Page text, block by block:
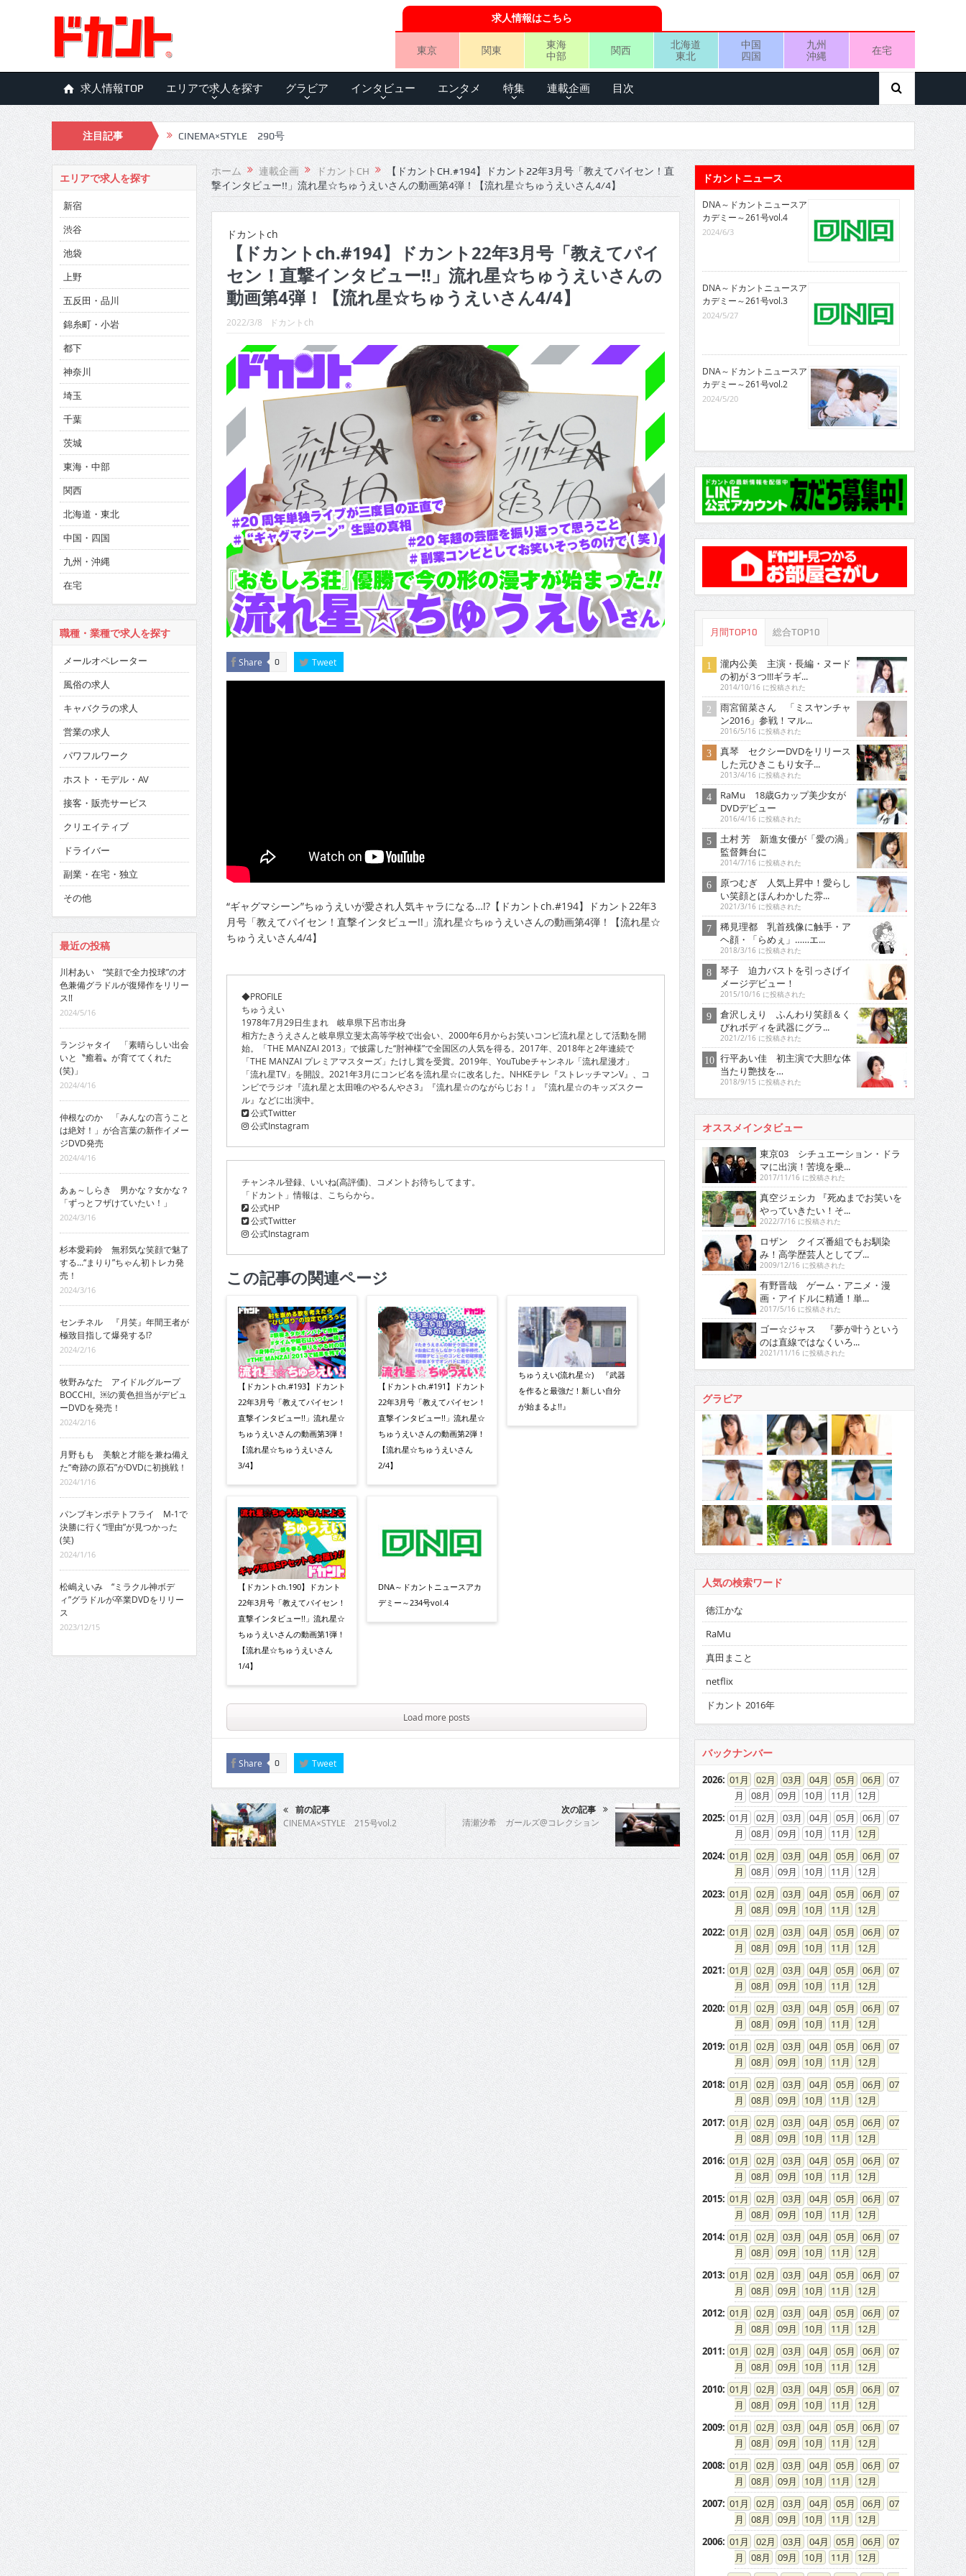
求人情報はこちら
東京 関東
東海
中部
関西
北海道
東北
中国
四国
九州
沖縄
在宅
求人情報TOP エリアで求人を探す グラビア インタビュー エンタメ 特集 連載企画 目次
注目記事 CINEMA×STYLE 290号
CINEMA×STYLE 289号
CINEMA×STYLE 288号
CINEMA×STYLE 287号
CINEMA×STYLE 286号
CINEMA×STYLE 285号
CINEMA×STYLE 294号
CINEMA×STYLE 293号
CINEMA×STYLE 292号
CINEMA×STYLE 291号
ホーム 連載企画 ドカントCH
【ドカントCH.#194】ドカント22年3月号「教えてパイセン！直
撃インタビュー!!」流れ星☆ちゅうえいさんの動画第4弾！【流れ星☆ちゅうえいさん4/4】
ドカントch
【ドカントch.#194】ドカント22年3月号「教えてパイ
セン！直撃インタビュー!!」流れ星☆ちゅうえいさんの
動画第4弾！【流れ星☆ちゅうえいさん4/4】
2022/3/8 ドカントch
Share 0 Tweet
“ギャグマシーン”ちゅうえいが愛され人気キャラになる…!?【ドカントch.#194】ドカント22年3
月号「教えてパイセン！直撃インタビュー!!」流れ星☆ちゅうえいさんの動画第4弾！【流れ星☆
ちゅうえいさん4/4】
◆PROFILE
ちゅうえい
1978年7月29日生まれ 岐阜県下呂市出身
相方たきうえさんと岐阜県立斐太高等学校で出会い、2000年6月からお笑いコンビ流れ星として活動を開
始。「THE MANZAI 2013」で披露した“肘神様”で全国区の人気を得る。2017年、2018年と2年連続で
「THE MANZAI プレミアマスターズ」たけし賞を受賞。2019年、YouTubeチャンネル「流れ星漫才」
「流れ星TV」を開設。2021年3月にコンビ名を流れ星☆に改名した。NHKEテレ『ストレッチマンV』、コ
ンビでラジオ『流れ星と太田唯のやるんやさ3』『流れ星☆のながらじお！』『流れ星☆のキッズスクー
ル』などに出演中。
公式Twitter
公式Instagram
チャンネル登録、いいね(高評価)、コメントお待ちしてます。
「ドカント」情報は、こちらから。
公式HP
公式Twitter
公式Instagram
この記事の関連ページ
【ドカントch.#193】ドカント
22年3月号「教えてパイセン！
直撃インタビュー!!」流れ星☆
ちゅうえいさんの動画第3弾！
【流れ星☆ちゅうえいさん
3/4】
【ドカントch.190】ドカント
22年3月号「教えてパイセン！
直撃インタビュー!!」流れ星☆
ちゅうえいさんの動画第1弾！
【流れ星☆ちゅうえいさん
1/4】
【ドカントch.#191】ドカント
22年3月号「教えてパイセン！
直撃インタビュー!!」流れ星☆
ちゅうえいさんの動画第2弾！
【流れ星☆ちゅうえいさん
2/4】
DNA～ドカントニュースアカ
デミー～234号vol.4
ちゅうえい(流れ星☆) 『武器
を作ると最強だ！新しい自分
が始まるよ!!』
Load more posts
Share 0 Tweet
前の記事
CINEMA×STYLE 215号vol.2
次の記事
清瀬汐希 ガールズ@コレクション
エリアで求人を探す
新宿
渋谷
池袋
上野
五反田・品川
錦糸町・小岩
都下
神奈川
埼玉
千葉
茨城
東海・中部
関西
北海道・東北
中国・四国
九州・沖縄
在宅
職種・業種で求人を探す
メールオペレーター
風俗の求人
キャバクラの求人
営業の求人
パワフルワーク
ホスト・モデル・AV
接客・販売サービス
クリエイティブ
ドライバー
副業・在宅・独立
その他
最近の投稿
川村あい “笑顔で全力投球”の才
色兼備グラドルが復帰作をリリー
ス!!
2024/5/16
ランジャタイ 「素晴らしい出会
いと〝癒着〟が育ててくれた
(笑)」
2024/4/16
仲根なのか 「みんなの言うこと
は絶対！」が合言葉の新作イメー
ジDVD発売
2024/4/16
あぁ～しらき 男かな？女かな？
「ずっとフザけていたい！」
2024/3/16
杉本愛莉鈴 無邪気な笑顔で魅了
する…“まりり”ちゃん初トレカ発
売！
2024/3/16
センチネル 『月笑』年間王者が
極致目指して爆発する!?
2024/2/16
牧野みなた アイドルグループ
BOCCHI。￼の黄色担当がデビュ
ーDVDを発売！
2024/2/16
月野もも 美貌と才能を兼ね備え
た“奇跡の原石”がDVDに初挑戦！
2024/1/16
パンプキンポテトフライ M-1で
決勝に行く“理由”が見つかった
(笑)
2024/1/16
松嶋えいみ “ミラクル神ボデ
ィ”グラドルが卒業DVDをリリー
ス
2023/12/15
ドカントニュース
DNA～ドカントニュースア
カデミー～261号vol.4
2024/6/3
DNA～ドカントニュースア
カデミー～261号vol.3
2024/5/27
DNA～ドカントニュースア
カデミー～261号vol.2
2024/5/20
月間TOP10 総合TOP10
瀧内公美 主演・長編・ヌード
の初が３つ!!!ギラギ...
2014/10/16 に投稿された
雨宮留菜さん 「ミスヤンチャ
ン2016」参戦！マル...
2016/5/16 に投稿された
真琴 セクシーDVDをリリース
した元ひきこもり女子...
2013/4/16 に投稿された
RaMu 18歳Gカップ美少女が
DVDデビュー
2016/4/16 に投稿された
土村 芳 新進女優が「愛の渦」
監督舞台に
2014/7/16 に投稿された
原つむぎ 人気上昇中！愛らし
い笑顔とほんわかした雰...
2021/3/16 に投稿された
稀見理都 乳首残像に触手・ア
ヘ顔・「らめぇ」……エ...
2018/3/16 に投稿された
琴子 迫力バストを引っさげイ
メージデビュー！
2015/10/16 に投稿された
倉沢しえり ふんわり笑顔＆く
びれボディを武器にグラ...
2021/2/16 に投稿された
行平あい佳 初主演で大胆な体
当たり艶技を…
2018/9/15 に投稿された
オススメインタビュー
東京03 シチュエーション・ドラ
マに出演！苦境を乗...
2017/11/16 に投稿された
真空ジェシカ 『死ぬまでお笑いを
やっていきたい！そ...
2022/7/16 に投稿された
ロザン クイズ番組でもお馴染
み！高学歴芸人としてブ...
2009/12/16 に投稿された
有野晋哉 ゲーム・アニメ・漫
画・アイドルに精通！単...
2017/5/16 に投稿された
ゴー☆ジャス 『夢が叶うという
のは直線ではなくいろ...
2021/11/16 に投稿された
グラビア
人気の検索ワード
徳江かな
RaMu
真田まこと
netflix
ドカント 2016年
バックナンバー
2026: 01 02 03 04 05 06
07
08
09 10 11
12
2025: 01 02 03 04 05 06
07
08
09 10 11
12
2024: 01 02 03 04 05 06
07
08
09 10 11
12
2023: 01 02 03 04 05 06
07
08
09 10 11
12
2022: 01 02 03 04 05 06
07
08
09 10 11
12
2021: 01 02 03 04 05 06
07
08
09 10 11
12
2020: 01 02 03 04 05 06
07
08
09 10 11
12
2019: 01 02 03 04 05 06
07
08
09 10 11
12
2018: 01 02 03 04 05 06
07
08
09 10 11
12
2017: 01 02 03 04 05 06
07
08
09 10 11
12
2016: 01 02 03 04 05 06
07
08
09 10 11
12
2015: 01 02 03 04 05 06
07
08
09 10 11
12
2014: 01 02 03 04 05 06
07
08
09 10 11
12
2013: 01 02 03 04 05 06
07
08
09 10 11
12
2012: 01 02 03 04 05 06
07
08
09 10 11
12
2011: 01 02 03 04 05 06
07
08
09 10 11
12
2010: 01 02 03 04 05 06
07
08
09 10 11
12
2009: 01 02 03 04 05 06
07
08
09 10 11
12
2008: 01 02 03 04 05 06
07
08
09 10 11
12
2007: 01 02 03 04 05 06
07
08
09 10 11
12
2006: 01 02 03 04 05 06
07
08
09 10 11
12